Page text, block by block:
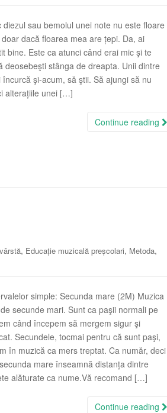
diezul sau bemolul unei note nu este floare
dacă floarea mea are țepi. Da, ai
bine. Este ca atunci când erai mic şi te
deosebeşti stânga de dreapta. Unii dintre
încurcă şi-acum, să ştii. Să ajungi să nu
alterațiile unei […]
Continue reading
, Educație muzicală preșcolari, Metoda,
simple: Secunda mare (2M) Muzica
secunde mari. Sunt ca paşii normali pe
când începem să mergem sigur şi
Secundele, tocmai pentru că sunt paşi,
în muzică ca mers treptat. Ca număr, deci
mare înseamnă distanța dintre
alăturate ca nume.Vă recomand […]
Continue reading